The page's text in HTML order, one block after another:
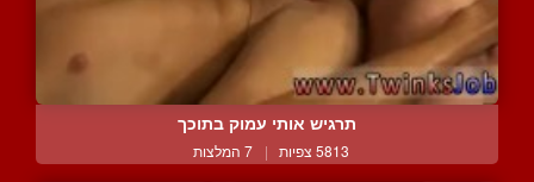
תרגיש אותי עמוק בתוכך
5813 צפיות | 7 המלצות